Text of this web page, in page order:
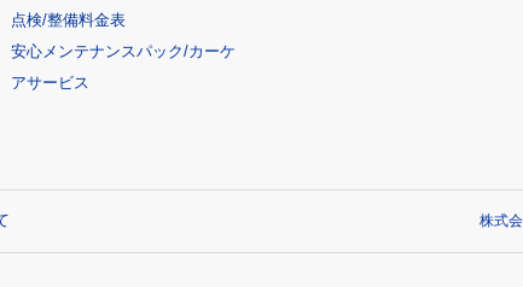
点検/整備料金表
安心メンテナンスパック/カーケ
アサービス
株式